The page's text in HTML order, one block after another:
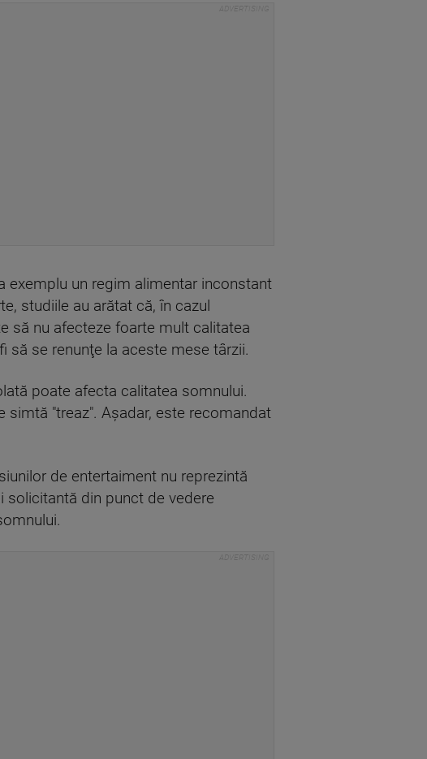
exemplu un regim alimentar inconstant
studiile au arătat că, în cazul
să nu afecteze foarte mult calitatea
să se renunţe la aceste mese târzii.
poate afecta calitatea somnului.
"treaz". Aşadar, este recomandat
de entertaiment nu reprezintă
solicitantă din punct de vedere